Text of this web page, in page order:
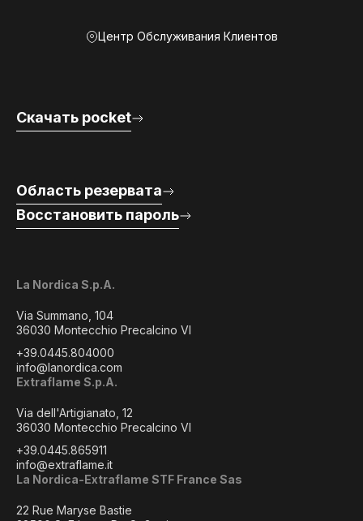
Центр Обслуживания Клиентов
La Nordica S.p.A.
Via Summano, 104
36030 Montecchio Precalcino VI
+39.0445.804000
info@lanordica.com
Extraflame S.p.A.
Via dell'Artigianato, 12
36030 Montecchio Precalcino VI
+39.0445.865911
info@extraflame.it
La Nordica-Extraflame STF France Sas
22 Rue Maryse Bastie
Скачать pocket
Область резервата
Восстановить пароль